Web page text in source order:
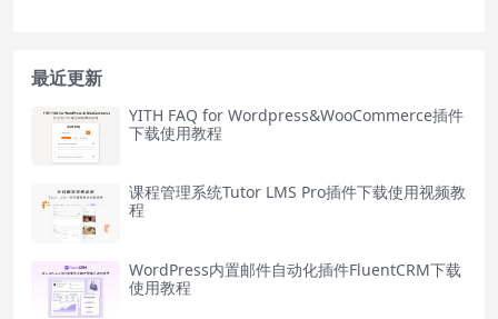
最近更新
YITH FAQ for Wordpress&WooCommerce插件
下载使用教程
课程管理系统Tutor LMS Pro插件下载使用视频教
程
WordPress内置邮件自动化插件FluentCRM下载
使用教程